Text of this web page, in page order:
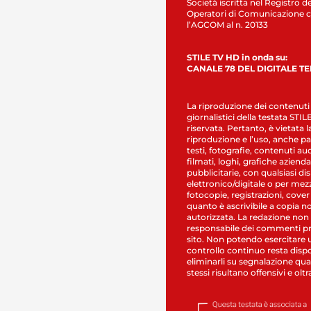
Società iscritta nel Registro
Operatori di Comunicazione
l’AGCOM al n. 20133
STILE TV HD in onda su:
CANALE 78 DEL DIGITALE
La riproduzione dei contenuti
giornalistici della testata
riservata. Pertanto, è vietata
riproduzione e l’uso, anche
testi, fotografie, contenuti
filmati, loghi, grafiche
pubblicitarie, con qualsiasi
elettronico/digitale o per
fotocopie, registrazioni,
quanto è ascrivibile a copia
autorizzata. La redazione non
responsabile dei commenti
sito. Non potendo esercitare
controllo continuo resta
eliminarli su segnalazione
stessi risultano offensivi e